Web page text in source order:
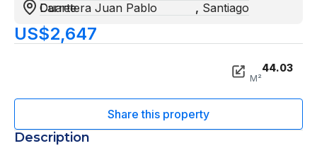
Carretera Juan Pablo Duarte , Santiago
US$2,647
44.03
M²
Description